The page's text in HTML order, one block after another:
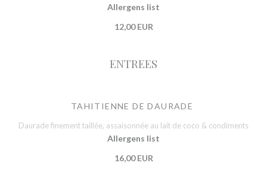
Allergens list
12,00 EUR
ENTREES
TAHITIENNE DE DAURADE
Daurade finement taillée, assaisonnée au lait de coco & condiments
Allergens list
16,00 EUR